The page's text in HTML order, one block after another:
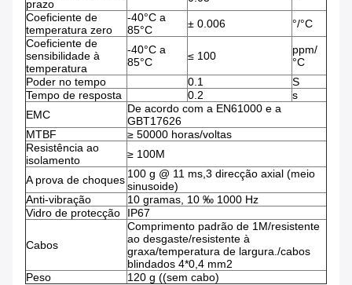
prazo
Coeficiente de
temperatura zero
-40°C a
85°C
± 0.006
°/°C
Coeficiente de
sensibilidade à
temperatura
-40°C a
85°C
≤ 100
ppm/
°C
Poder no tempo
0.1
S
Tempo de resposta
0.2
s
EMC
De acordo com a EN61000 e a
GBT17626
MTBF
≥ 50000 horas/voltas
Resistência ao
isolamento
≥ 100M
A prova de choques 100 g @ 11 ms,3 direcção axial (meio
sinusoide)
Anti-vibração
10 gramas, 10 ‰ 1000 Hz
Vidro de protecção
IP67
Cabos
Comprimento padrão de 1M/resistente
ao desgaste/resistente à
graxa/temperatura de largura./cabos
blindados 4*0,4 mm2
Peso
120 g ((sem cabo)